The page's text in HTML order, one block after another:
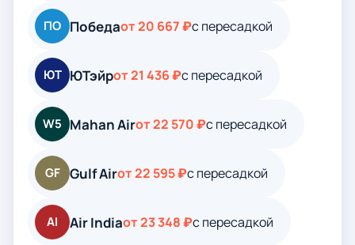
ПО Победаот 20 667 ₽с пересадкой
ЮТ ЮТэйрот 21 436 ₽с пересадкой
W5 Mahan Airот 22 570 ₽с пересадкой
GF Gulf Airот 22 595 ₽с пересадкой
AI Air Indiaот 23 348 ₽с пересадкой